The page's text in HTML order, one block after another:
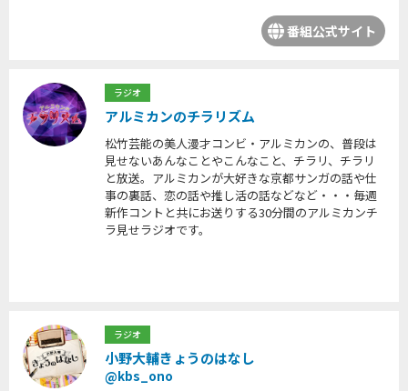
番組公式サイト
ラジオ
アルミカンのチラリズム
松竹芸能の美人漫才コンビ・アルミカンの、普段は
見せないあんなことやこんなこと、チラリ、チラリ
と放送。アルミカンが大好きな京都サンガの話や仕
事の裏話、恋の話や推し活の話などなど・・・毎週
新作コントと共にお送りする30分間のアルミカンチ
ラ見せラジオです。
ラジオ
小野大輔きょうのはなし
@kbs_ono